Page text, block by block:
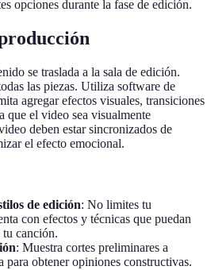
opciones durante la fase de edición.
se traslada a la sala de edición.
las piezas. Utiliza software de
agregar efectos visuales, transiciones
que el video sea visualmente
deben estar sincronizados de
el efecto emocional.
de edición: No limites tu
con efectos y técnicas que puedan
tu canción.
: Muestra cortes preliminares a
para obtener opiniones constructivas.